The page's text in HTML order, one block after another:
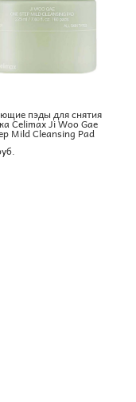
пэды для снятия
Celimax Ji Woo Gae
Mild Cleansing Pad